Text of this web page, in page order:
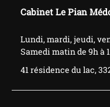
Cabinet Le Pian
Lundi, mardi, jeudi,
Samedi matin de 9h à
41 résidence du lac,